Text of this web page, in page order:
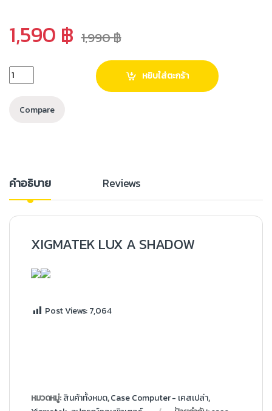
1,590 ฿ 1,990฿
หยิบใส่ตะกร้า
Compare
คำอธิบาย Reviews
XIGMATEK LUX A SHADOW
Post Views:7,064
หมวดหมู่:สินค้าทั้งหมด,Case Computer - เคสเปล่า,